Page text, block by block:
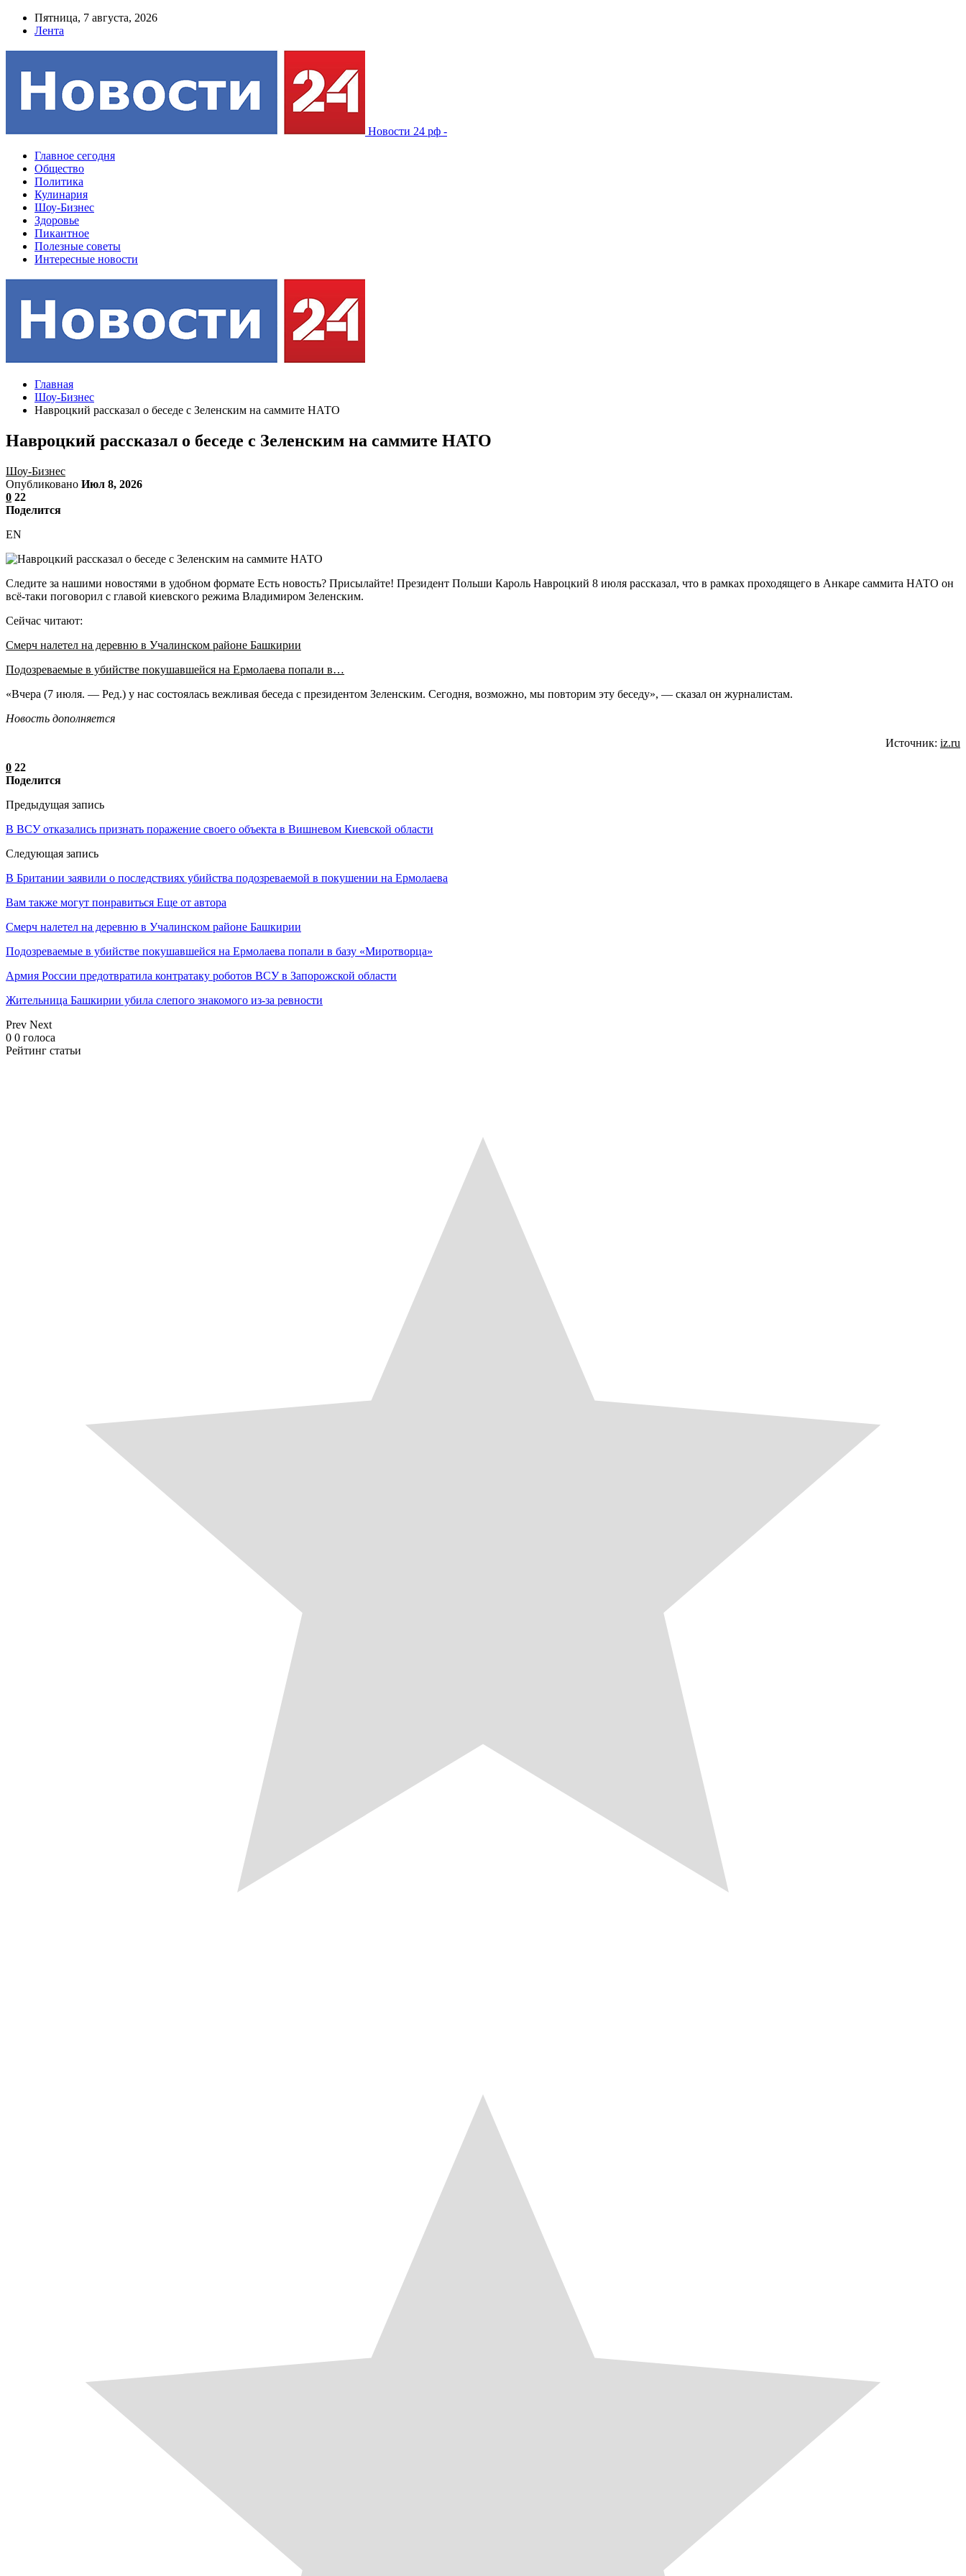
Пятница, 7 августа, 2026
Лента
Новости 24 рф -
Главное сегодня
Общество
Политика
Кулинария
Шоу-Бизнес
Здоровье
Пикантное
Полезные советы
Интересные новости
Главная
Шоу-Бизнес
Навроцкий рассказал о беседе с Зеленским на саммите НАТО
Навроцкий рассказал о беседе с Зеленским на саммите НАТО
Шоу-Бизнес
Опубликовано Июл 8, 2026
0 22
Поделится
EN
Следите за нашими новостями в удобном формате Есть новость? Присылайте! Президент Польши Кароль Навроцкий 8 июля рассказал, что в рамках проходящего в Анкаре саммита НАТО он
всё-таки поговорил с главой киевского режима Владимиром Зеленским.
Сейчас читают:
Смерч налетел на деревню в Учалинском районе Башкирии
Подозреваемые в убийстве покушавшейся на Ермолаева попали в…
«Вчера (7 июля. — Ред.) у нас состоялась вежливая беседа с президентом Зеленским. Сегодня, возможно, мы повторим эту беседу», — сказал он журналистам.
Новость дополняется
Источник: iz.ru
0 22
Поделится
Предыдущая запись
В ВСУ отказались признать поражение своего объекта в Вишневом Киевской области
Следующая запись
В Британии заявили о последствиях убийства подозреваемой в покушении на Ермолаева
Вам также могут понравиться Еще от автора
Смерч налетел на деревню в Учалинском районе Башкирии
Подозреваемые в убийстве покушавшейся на Ермолаева попали в базу «Миротворца»
Армия России предотвратила контратаку роботов ВСУ в Запорожской области
Жительница Башкирии убила слепого знакомого из-за ревности
Prev Next
0 0 голоса
Рейтинг статьи